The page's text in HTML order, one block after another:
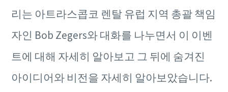
고객 맞춤형 렌탈 구독 프로그램
초기 투자 비용이 없는 아트라스콥코의 3가지 렌탈 구독 프
로그램을 소개합니다. 내 공정에 적합한 솔루션을 확인해
보세요.
고객 맞춤형 렌탈 구독 프로그램
초기 투자 비용이 없는 아트라스콥코의 3가지 렌탈 구독 프
로그램을 소개합니다. 내 공정에 적합한 솔루션을 확인해
보세요.
고객 맞춤형 렌탈 구독 프로그램
초기 투자 비용이 없는 아트라스콥코의 3가지 렌탈 구독 프
보세요.
초기 투자 비용이 없는 아트라스콥코의 3가지 렌탈 구독 프
보세요.
더 보기
리는 아트라스콥코 렌탈 유럽 지역 총괄 책임
자인 Bob Zegers와 대화를 나누면서 이 이벤
트에 대해 자세히 알아보고 그 뒤에 숨겨진
아이디어와 비전을 자세히 알아보았습니다.